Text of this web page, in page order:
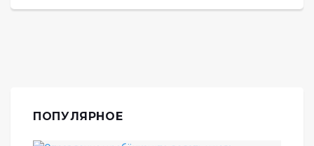
ПОПУЛЯРНОЕ